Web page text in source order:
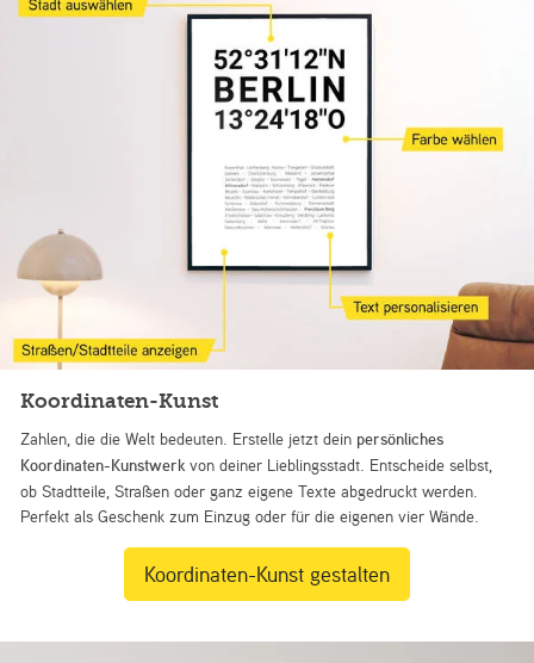
Koordinaten-Kunst
Zahlen, die die Welt bedeuten. Erstelle jetzt dein persönliches
Koordinaten-Kunstwerk von deiner Lieblingsstadt. Entscheide selbst,
ob Stadtteile, Straßen oder ganz eigene Texte abgedruckt werden.
Perfekt als Geschenk zum Einzug oder für die eigenen vier Wände.
Koordinaten-Kunst gestalten